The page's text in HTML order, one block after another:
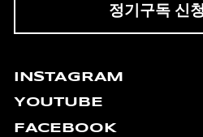
정기구독 신
INSTAGRAM
YOUTUBE
FACEBOOK